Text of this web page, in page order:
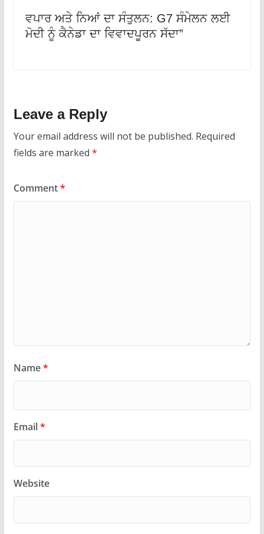
ਵਪਾਰ ਅਤੇ ਨਿਆਂ ਦਾ ਸੰਤੁਲਨ: G7 ਸੰਮੇਲਨ ਲਈ
ਮੋਦੀ ਨੂੰ ਕੈਨੇਡਾ ਦਾ ਵਿਵਾਦਪੂਰਨ ਸੱਦਾ”
Leave a Reply
Your email address will not be published. Required
fields are marked *
Comment*
Name*
Email*
Website